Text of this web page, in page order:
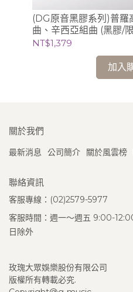
(DG原音黑膠系列)普羅
曲、辛西亞組曲 (黑膠/
Claudio Abbado (指揮)
NT$1,379
加入
關於我們
最新消息 公司簡介 關於風雲榜
聯絡資訊
客服專線：(02)2579-5977
客服時間：週一～週五 9:00-
日除外
玫瑰大眾娛樂股份有限公司
版權所有轉載必究.